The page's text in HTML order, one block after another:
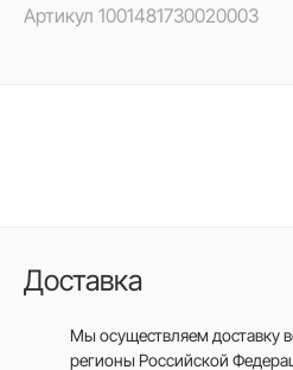
Артикул 1001481730020003
Доставка
Мы осуществляем доставку
регионы Российской